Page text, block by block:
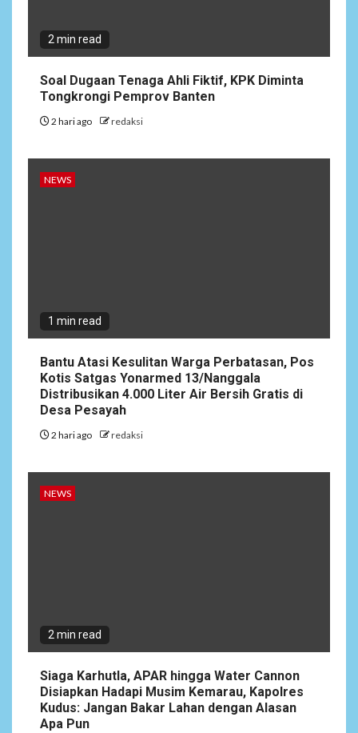
2
Bantu Atasi Kesulitan Warga
Perbatasan, Pos Kotis
Satgas Yonarmed
4.000 Liter Air Bersih Gratis
4 NEWS
Ucapan Diduga
Merendahkan Wartawan
Profesi Jurnalistik
2 min read
Soal Dugaan Tenaga Ahli Fiktif, KPK Diminta
Tongkrongi Pemprov Banten
2 hari ago redaksi
NEWS
1 min read
Bantu Atasi Kesulitan Warga Perbatasan, Pos
Kotis Satgas Yonarmed 13/Nanggala
Distribusikan 4.000 Liter Air Bersih Gratis di
Desa Pesayah
2 hari ago redaksi
NEWS
2 min read
Siaga Karhutla, APAR hingga Water Cannon
Disiapkan Hadapi Musim Kemarau, Kapolres
Kudus: Jangan Bakar Lahan dengan Alasan
Apa Pun